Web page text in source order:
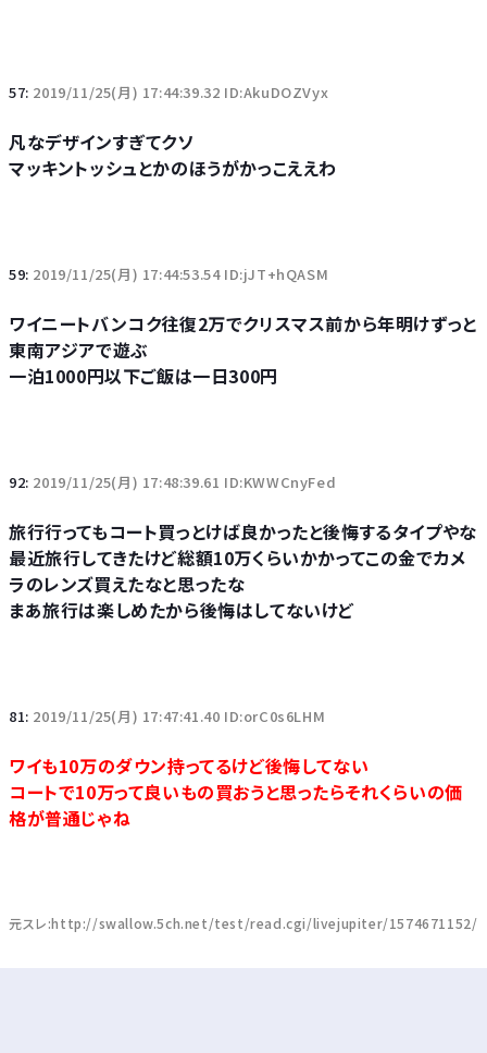
57: 2019/11/25(月) 17:44:39.32 ID:AkuDOZVyx
凡なデザインすぎてクソ
マッキントッシュとかのほうがかっこええわ
59: 2019/11/25(月) 17:44:53.54 ID:jJT+hQASM
ワイニートバンコク往復2万でクリスマス前から年明けずっと
東南アジアで遊ぶ
一泊1000円以下ご飯は一日300円
92: 2019/11/25(月) 17:48:39.61 ID:KWWCnyFed
旅行行ってもコート買っとけば良かったと後悔するタイプやな
最近旅行してきたけど総額10万くらいかかってこの金でカメ
ラのレンズ買えたなと思ったな
まあ旅行は楽しめたから後悔はしてないけど
81: 2019/11/25(月) 17:47:41.40 ID:orC0s6LHM
ワイも10万のダウン持ってるけど後悔してない
コートで10万って良いもの買おうと思ったらそれくらいの価
格が普通じゃね
元スレ:http://swallow.5ch.net/test/read.cgi/livejupiter/1574671152/